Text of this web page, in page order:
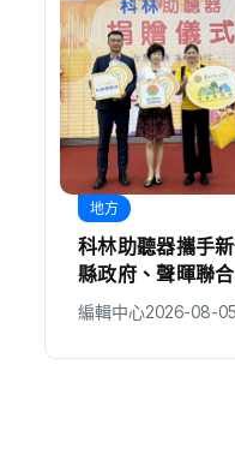
地方
科林助聽器攜手新竹
縣政府、聲暉聯合會
捐贈AI數位助聽器
守護弱勢聽損者 共
同打造聽力友善城市
編輯中心2026-08-05